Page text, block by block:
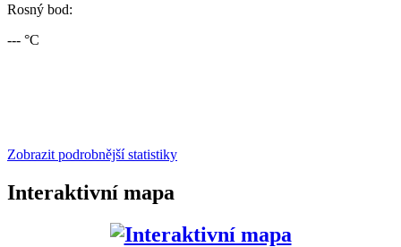
Rosný bod:
--- °C
Zobrazit podrobnější statistiky
Interaktivní mapa